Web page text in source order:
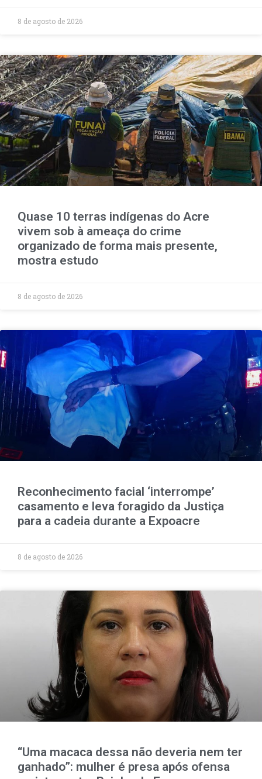
8 de agosto de 2026
Quase 10 terras indígenas do Acre
vivem sob à ameaça do crime
organizado de forma mais presente,
mostra estudo
8 de agosto de 2026
Reconhecimento facial ‘interrompe’
casamento e leva foragido da Justiça
para a cadeia durante a Expoacre
8 de agosto de 2026
“Uma macaca dessa não deveria nem ter
ganhado”: mulher é presa após ofensa